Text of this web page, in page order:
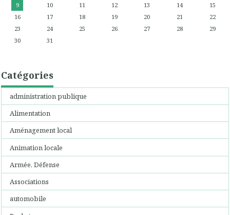
9
10 11 12 13 14
15
16
17 18 19 20 21
22
23
24 25 26 27 28
29
30
31
Catégories
administration publique
Alimentation
Aménagement local
Animation locale
Armée, Défense
Associations
automobile